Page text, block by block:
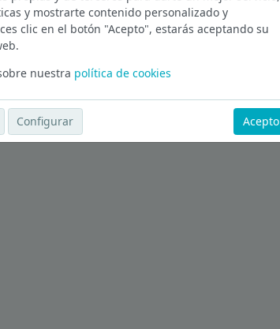
y mostrarte contenido personalizado y
clic en el botón "Acepto", estarás aceptando su
nuestra política de cookies
Configurar Acepto